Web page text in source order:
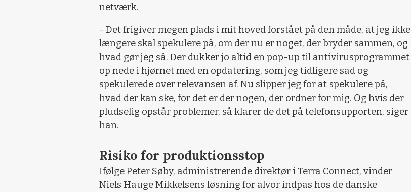
netværk.
- Det frigiver megen plads i mit hoved forstået på den måde, at jeg ikke
længere skal spekulere på, om der nu er noget, der bryder sammen, og
hvad gør jeg så. Der dukker jo altid en pop-up til antivirusprogrammet
op nede i hjørnet med en opdatering, som jeg tidligere sad og
spekulerede over relevansen af. Nu slipper jeg for at spekulere på,
hvad der kan ske, for det er der nogen, der ordner for mig. Og hvis der
pludselig opstår problemer, så klarer de det på telefonsupporten, siger
han.
Risiko for produktionsstop
Ifølge Peter Søby, administrerende direktør i Terra Connect, vinder
Niels Hauge Mikkelsens løsning for alvor indpas hos de danske